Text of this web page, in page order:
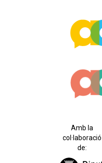
Amb la
col·laboració
de: